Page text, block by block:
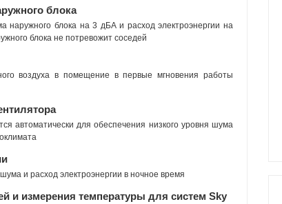
блока
наружного блока на 3 дБА и расход электроэнергии на
блока не потревожит соседей
воздуха в помещение в первые мгновения работы
автоматически для обеспечения низкого уровня шума
и расход электроэнергии в ночное время
и измерения температуры для систем Sky